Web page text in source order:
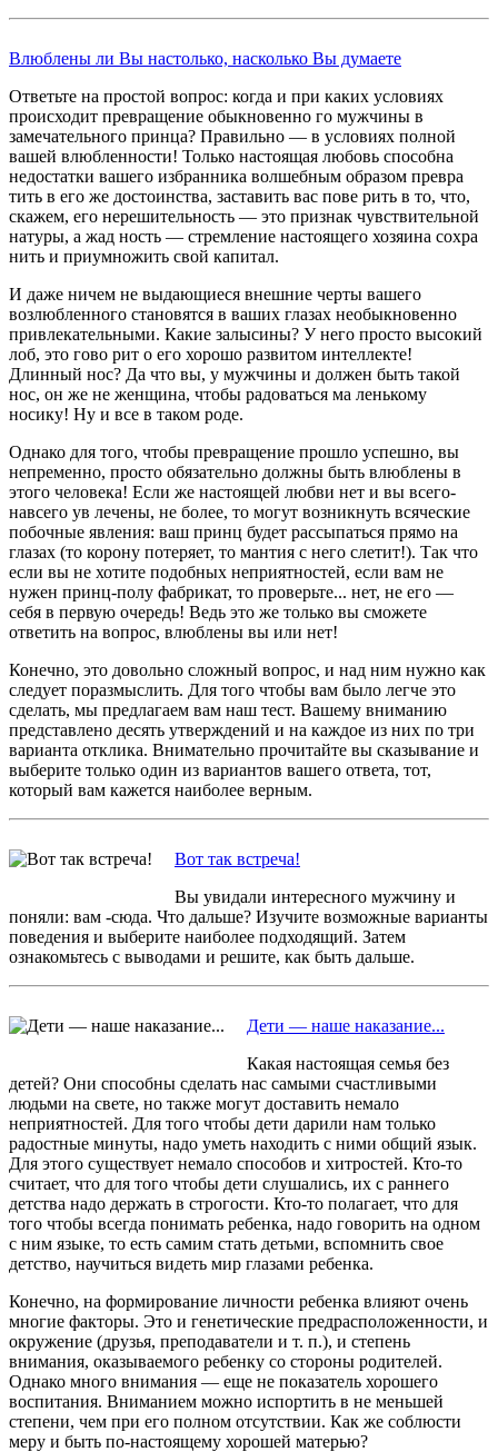
Влюблены ли Вы настолько, насколько Вы думаете
Ответьте на простой вопрос: когда и при каких условиях
происходит превращение обыкновенно го мужчины в
замечательного принца? Правильно — в условиях полной
вашей влюбленности! Только настоящая любовь способна
недостатки вашего избранника волшебным образом превра
тить в его же достоинства, заставить вас пове рить в то, что,
скажем, его нерешительность — это признак чувствительной
натуры, а жад ность — стремление настоящего хозяина сохра
нить и приумножить свой капитал.
И даже ничем не выдающиеся внешние черты вашего
возлюбленного становятся в ваших глазах необыкновенно
привлекательными. Какие залысины? У него просто высокий
лоб, это гово рит о его хорошо развитом интеллекте!
Длинный нос? Да что вы, у мужчины и должен быть такой
нос, он же не женщина, чтобы радоваться ма ленькому
носику! Ну и все в таком роде.
Однако для того, чтобы превращение прошло успешно, вы
непременно, просто обязательно должны быть влюблены в
этого человека! Если же настоящей любви нет и вы всего-
навсего ув лечены, не более, то могут возникнуть всяческие
побочные явления: ваш принц будет рассыпаться прямо на
глазах (то корону потеряет, то мантия с него слетит!). Так что
если вы не хотите подобных неприятностей, если вам не
нужен принц-полу фабрикат, то проверьте... нет, не его —
себя в первую очередь! Ведь это же только вы сможете
ответить на вопрос, влюблены вы или нет!
Конечно, это довольно сложный вопрос, и над ним нужно как
следует поразмыслить. Для того чтобы вам было легче это
сделать, мы предлагаем вам наш тест. Вашему вниманию
представлено десять утверждений и на каждое из них по три
варианта отклика. Внимательно прочитайте вы сказывание и
выберите только один из вариантов вашего ответа, тот,
который вам кажется наиболее верным.
Вот так встреча!
Вы увидали интересного мужчину и
поняли: вам -сюда. Что дальше? Изучите возможные варианты
поведения и выберите наиболее подходящий. Затем
ознакомьтесь с выводами и решите, как быть дальше.
Дети — наше наказание...
Какая настоящая семья без
детей? Они способны сделать нас самыми счастливыми
людьми на свете, но также могут доставить немало
неприятностей. Для того чтобы дети дарили нам только
радостные минуты, надо уметь находить с ними общий язык.
Для этого существует немало способов и хитростей. Кто-то
считает, что для того чтобы дети слушались, их с раннего
детства надо держать в строгости. Кто-то полагает, что для
того чтобы всегда понимать ребенка, надо говорить на одном
с ним языке, то есть самим стать детьми, вспомнить свое
детство, научиться видеть мир глазами ребенка.
Конечно, на формирование личности ребенка влияют очень
многие факторы. Это и генетические предрасположенности, и
окружение (друзья, преподаватели и т. п.), и степень
внимания, оказываемого ребенку со стороны родителей.
Однако много внимания — еще не показатель хорошего
воспитания. Вниманием можно испортить в не меньшей
степени, чем при его полном отсутствии. Как же соблюсти
меру и быть по-настоящему хорошей матерью?